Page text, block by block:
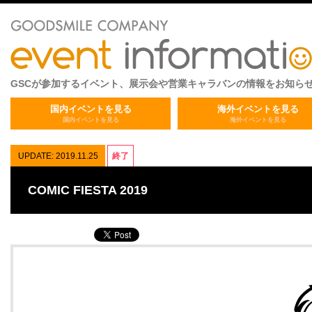
GSCが参加するイベント、展示会や営業キャラバンの情報をお知ら
国内イベントを見る
国内イベントを見る
海外イベントを見る
海外イベントを見る
UPDATE: 2019.11.25 終了
COMIC FIESTA 2019